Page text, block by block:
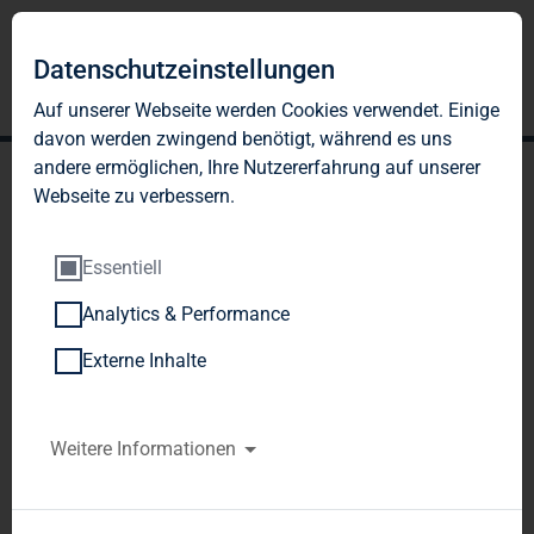
TAG Immobilien AG:
Rückerwerbsangebot an
die Aktionäre zum Erwerb
Aktien - Der
Datenschutzeinstellungen
Auf unserer Webseite werden Cookies verwendet. Einige
davon werden zwingend benötigt, während es uns
andere ermöglichen, Ihre Nutzererfahrung auf unserer
Webseite zu verbessern.
Essentiell
Analytics & Performance
Externe Inhalte
Weitere Informationen